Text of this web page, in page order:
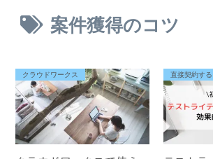
案件獲得のコツ
クラウドワークス 直接契約する